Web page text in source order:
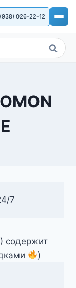
026-22-12
Поиск
7
содержит
)